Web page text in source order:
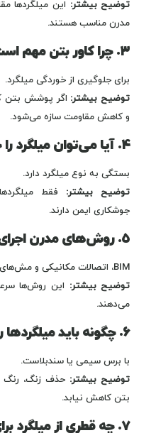
توضیح بیشتر: این میلگردها
مدرن مناسب هستند.
۳. چرا کاور بتن مهم است؟
برای جلوگیری از خوردگی میلگرد.
توضیح بیشتر: اگر پوشش بتن
و کاهش مقاومت سازه می‌شود.
۴. آیا می‌توان میلگرد را جوش داد؟
بستگی به نوع میلگرد دارد.
توضیح بیشتر:
جوشکاری ایمن دارند.
۵. روش‌های مدرن اجرای میلگرد چیست؟
BIM، اتصالات مکانیکی و مش‌های پیش‌ساخته.
توضیح بیشتر: این روش‌ها
می‌دهند.
۶. چگونه باید میلگردها را تمیز کرد؟
با برس سیمی یا سندبلاست.
توضیح بیشتر: حذف زنگ، رنگ
بتن کاهش نیابد.
۷. چه قطری از میلگرد